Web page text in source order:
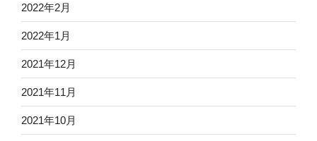
2022年2月
2022年1月
2021年12月
2021年11月
2021年10月